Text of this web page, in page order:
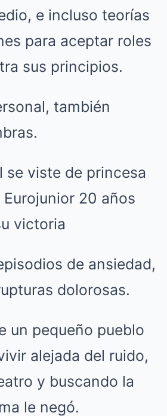
e incluso teorías
para aceptar roles
sus principios.
también
de ansiedad,
dolorosas.
un pequeño pueblo
alejada del ruido,
y buscando la
le negó.